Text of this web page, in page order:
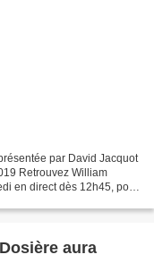
par David Jacquot
Retrouvez William
en direct dès 12h45, pour
aura